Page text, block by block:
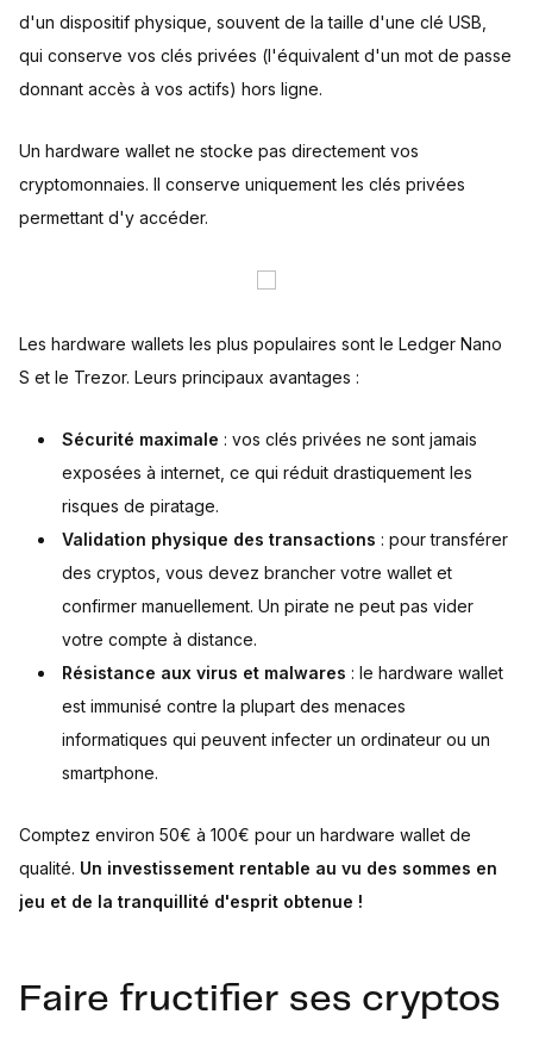
d'un dispositif physique, souvent de la taille d'une clé USB,
qui conserve vos clés privées (l'équivalent d'un mot de passe
donnant accès à vos actifs) hors ligne.
Un hardware wallet ne stocke pas directement vos
cryptomonnaies. Il conserve uniquement les clés privées
permettant d'y accéder.
Les hardware wallets les plus populaires sont le Ledger Nano
S et le Trezor. Leurs principaux avantages :
Sécurité maximale : vos clés privées ne sont jamais
exposées à internet, ce qui réduit drastiquement les
risques de piratage.
Validation physique des transactions : pour transférer
des cryptos, vous devez brancher votre wallet et
confirmer manuellement. Un pirate ne peut pas vider
votre compte à distance.
Résistance aux virus et malwares : le hardware wallet
est immunisé contre la plupart des menaces
informatiques qui peuvent infecter un ordinateur ou un
smartphone.
Comptez environ 50€ à 100€ pour un hardware wallet de
qualité. Un investissement rentable au vu des sommes en
jeu et de la tranquillité d'esprit obtenue !
Faire fructifier ses cryptos